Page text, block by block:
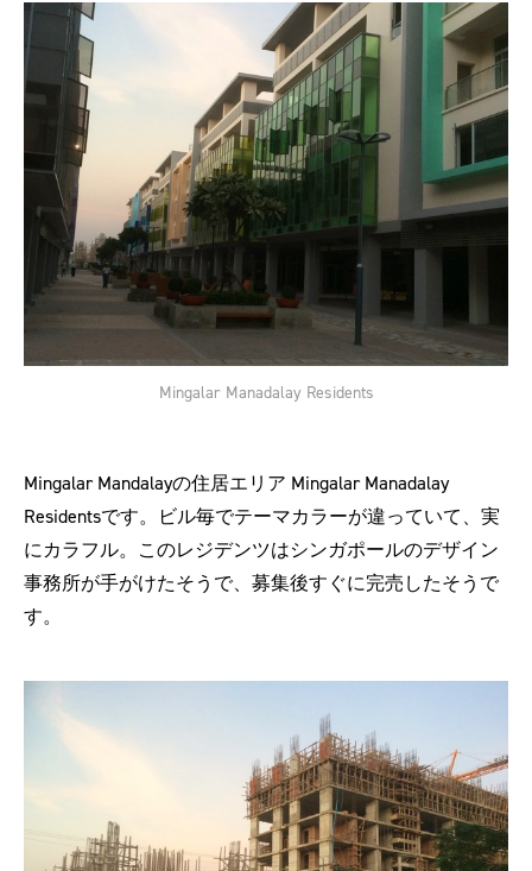
Mingalar Manadalay Residents
Mingalar Mandalayの住居エリア Mingalar Manadalay
Residentsです。ビル毎でテーマカラーが違っていて、実
にカラフル。このレジデンツはシンガポールのデザイン
事務所が手がけたそうで、募集後すぐに完売したそうで
す。